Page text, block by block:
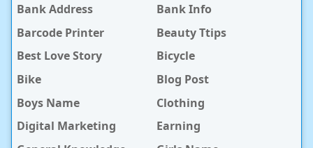
Bank Address
Bank Info
Barcode Printer
Beauty Ttips
Best Love Story
Bicycle
Bike
Blog Post
Boys Name
Clothing
Digital Marketing
Earning